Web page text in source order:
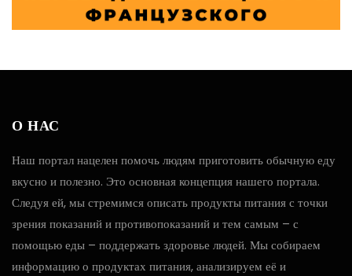
О НАС
Наш портал нацелен помочь людям приготовить обычную еду
вкусно и полезно. Это основная концепция нашего портала.
Следуя ей, мы стремимся описать продукты питания с точки
зрения показаний и противопоказаний и тем самым – с
помощью еды – поддержать здоровье людей. Мы собираем
информацию о продуктах питания, анализируем её и